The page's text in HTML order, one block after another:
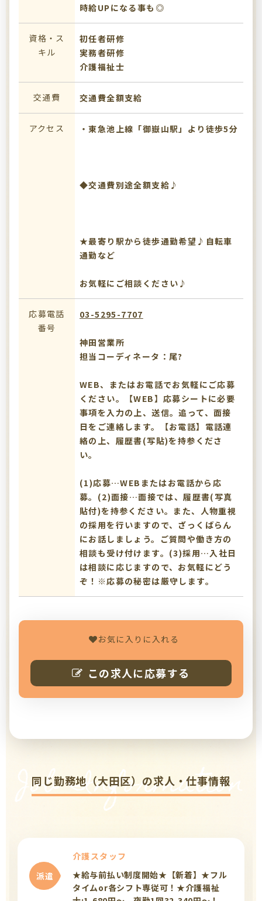
時給UPになる事も◎
資格・ス
キル
初任者研修
実務者研修
介護福祉士
交通費 交通費全額支給
アクセス ・東急池上線「御嶽山駅」より徒歩5分
◆交通費別途全額支給♪
★最寄り駅から徒歩通勤希望♪自転車
通勤など
お気軽にご相談ください♪
応募電話
番号
03-5295-7707
神田営業所
担当コーディネータ：尾?
WEB、またはお電話でお気軽にご応募
ください。【WEB】応募シートに必要
事項を入力の上、送信。追って、面接
日をご連絡します。【お電話】電話連
絡の上、履歴書(写貼)を持参くださ
い。
(1)応募…WEBまたはお電話から応
募。(2)面接…面接では、履歴書(写真
貼付)を持参ください。また、人物重視
の採用を行いますので、ざっくばらん
にお話しましょう。ご質問や働き方の
相談も受け付けます。(3)採用…入社日
は相談に応じますので、お気軽にどう
ぞ！※応募の秘密は厳守します。
お気に入りに入れる
この求人に応募する
Job Information
同じ勤務地（大田区）の求人・仕事情報
派遣
介護スタッフ
★給与前払い制度開始★【新着】★フル
タイムor各シフト専従可！★介護福祉